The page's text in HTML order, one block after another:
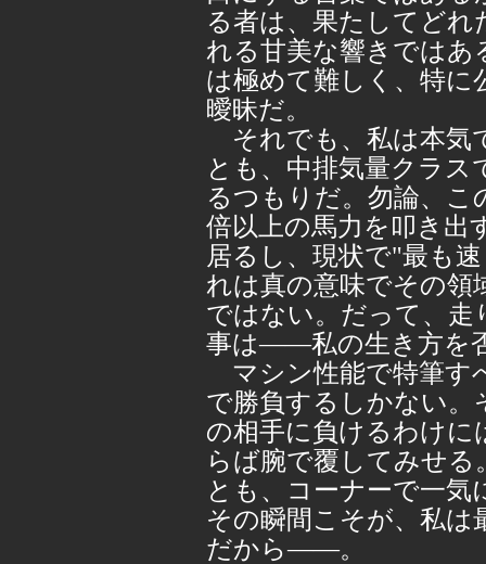
る者は、果たしてど
れる甘美な響きではあ
は極めて難しく、特に
曖昧だ。
それでも、私は本気
とも、中排気量クラ
るつもりだ。勿論、
倍以上の馬力を叩き出
居るし、現状で"最も
れは真の意味でその領
ではない。だって、
事は――私の生き方を
マシン性能で特筆す
で勝負するしかない。
の相手に負けるわけに
らば腕で覆してみせ
とも、コーナーで一
その瞬間こそが、私
だから――。